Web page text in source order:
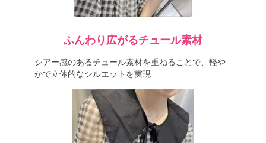
ふんわり広がるチュール素材
シアー感のあるチュール素材を重ねることで、軽や
かで立体的なシルエットを実現